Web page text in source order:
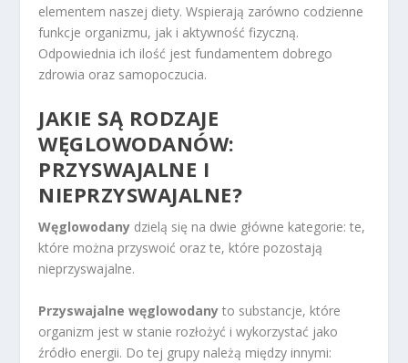
elementem naszej diety. Wspierają zarówno codzienne
funkcje organizmu, jak i aktywność fizyczną.
Odpowiednia ich ilość jest fundamentem dobrego
zdrowia oraz samopoczucia.
JAKIE SĄ RODZAJE
WĘGLOWODANÓW:
PRZYSWAJALNE I
NIEPRZYSWAJALNE?
Węglowodany dzielą się na dwie główne kategorie: te,
które można przyswoić oraz te, które pozostają
nieprzyswajalne.
Przyswajalne węglowodany to substancje, które
organizm jest w stanie rozłożyć i wykorzystać jako
źródło energii. Do tej grupy należą między innymi: